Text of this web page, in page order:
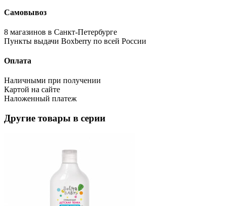
Самовывоз
8 магазинов в Санкт-Петербурге
Пункты выдачи Boxberry по всей России
Оплата
Наличными при получении
Картой на сайте
Наложенный платеж
Другие товары в серии